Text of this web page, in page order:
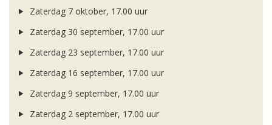
Zaterdag 7 oktober, 17.00 uur
Zaterdag 30 september, 17.00 uur
Zaterdag 23 september, 17.00 uur
Zaterdag 16 september, 17.00 uur
Zaterdag 9 september, 17.00 uur
Zaterdag 2 september, 17.00 uur